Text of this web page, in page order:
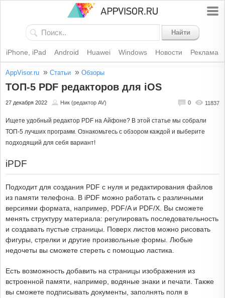
Найти
iPhone, iPad Android Huawei Windows Новости Реклама
AppVisor.ru » Статьи » Обзоры
ТОП-5 PDF редакторов для iOS
27 декабря 2022 Ник (редактор AV) 11837
0
Ищете удобный редактор PDF на Айфоне? В этой статье мы собрали
ТОП-5 лучших программ. Ознакомьтесь с обзором каждой и выберите
подходящий для себя вариант!
iPDF
Подходит для создания PDF с нуля и редактирования файлов
из памяти телефона. В iPDF можно работать с различными
версиями формата, например, PDF/A и PDF/X. Вы сможете
менять структуру материала: регулировать последовательность
и создавать пустые страницы. Поверх листов можно рисовать
фигуры, стрелки и другие произвольные формы. Любые
недочеты вы сможете стереть с помощью ластика.
Есть возможность добавить на страницы изображения из
встроенной памяти, например, водяные знаки и печати. Также
вы сможете подписывать документы, заполнять поля в